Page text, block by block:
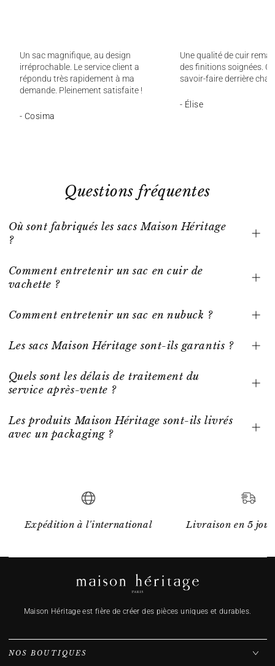
Un sac magnifique, au design
irréprochable. Le service client a
répondu très rapidement à ma
demande. Pleinement satisfaite !
- Cosima
Une qualité de cuir
des finitions soignées.
savoir-faire derrière
- Élise
Questions fréquentes
Où sont fabriqués les sacs Maison Héritage
?
Comment entretenir un sac en cuir de
vachette ?
Comment entretenir un sac en nubuck ?
Les sacs Maison Héritage sont-ils garantis ?
Quels sont les délais de traitement du
service après-vente ?
Les produits Maison Héritage sont-ils livrés
avec un packaging ?
Expédition à l'international Livraison en 5
Maison Héritage est fière de créer des pièces uniques et durables.
NOS BOUTIQUES